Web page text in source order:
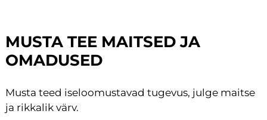
MUSTA TEE MAITSED JA
OMADUSED
Musta teed iseloomustavad tugevus, julge maitse
ja rikkalik värv.